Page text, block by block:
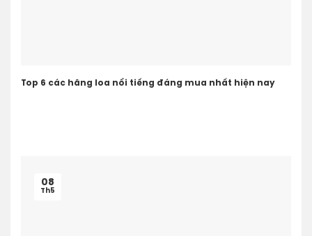
Top 6 các hãng loa nổi tiếng đáng mua nhất hiện nay
08
Th5